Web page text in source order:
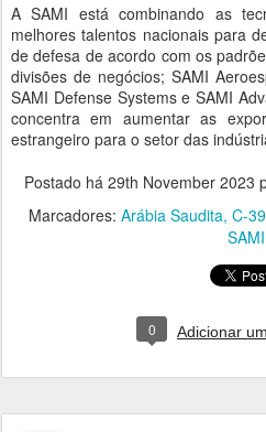
A SAMI está combinando as
melhores talentos nacionais para
de defesa de acordo com os
divisões de negócios; SAMI
SAMI Defense Systems e SAMI
concentra em aumentar as
estrangeiro para o setor das
Postado há 29th November 2023
Marcadores: Arábia Saudita C-
SAMI
0 Adicionar